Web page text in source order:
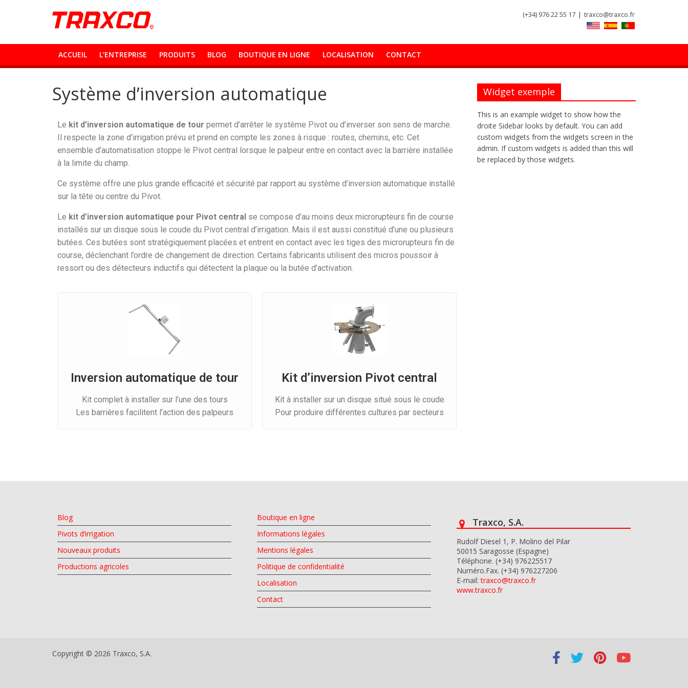
(+34) 976 22 55 17 | traxco@traxco.fr
ACCUEIL L’ENTREPRISE PRODUITS BLOG BOUTIQUE EN LIGNE LOCALISATION CONTACT
Système d’inversion automatique
Le kit d’inversion automatique de tour permet d’arrêter le système Pivot ou d’inverser son sens de marche.
Il respecte la zone d’irrigation prévu et prend en compte les zones à risque : routes, chemins, etc. Cet
ensemble d’automatisation stoppe le Pivot central lorsque le palpeur entre en contact avec la barrière installée
à la limite du champ.
Ce système offre une plus grande efficacité et sécurité par rapport au système d’inversion automatique installé
sur la tête ou centre du Pivot.
Le kit d’inversion automatique pour Pivot central se compose d’au moins deux microrupteurs fin de course
installés sur un disque sous le coude du Pivot central d’irrigation. Mais il est aussi constitué d’une ou plusieurs
butées. Ces butées sont stratégiquement placées et entrent en contact avec les tiges des microrupteurs fin de
course, déclenchant l’ordre de changement de direction. Certains fabricants utilisent des micros poussoir à
ressort ou des détecteurs inductifs qui détectent la plaque ou la butée d’activation.
Inversion automatique de tour
Kit complet à installer sur l’une des tours
Les barrières facilitent l’action des palpeurs
Kit d’inversion Pivot central
Kit à installer sur un disque situé sous le coude
Pour produire différentes cultures par secteurs
Widget exemple
This is an example widget to show how the
droite Sidebar looks by default. You can add
custom widgets from the widgets screen in the
admin. If custom widgets is added than this will
be replaced by those widgets.
Blog
Pivots d’irrigation
Nouveaux produits
Productions agricoles
Boutique en ligne
Informations légales
Mentions légales
Politique de confidentialité
Localisation
Contact
Traxco, S.A.
Rudolf Diesel 1, P. Molino del Pilar
50015 Saragosse (Espagne)
Téléphone. (+34) 976225517
Numéro.Fax. (+34) 976227206
E-mail:traxco@traxco.fr
www.traxco.fr
Copyright © 2026 Traxco, S.A.